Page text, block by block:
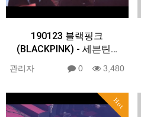
190123 블랙핑크
(BLACKPINK) - 세븐틴…
관리자 0 3,480
Hot